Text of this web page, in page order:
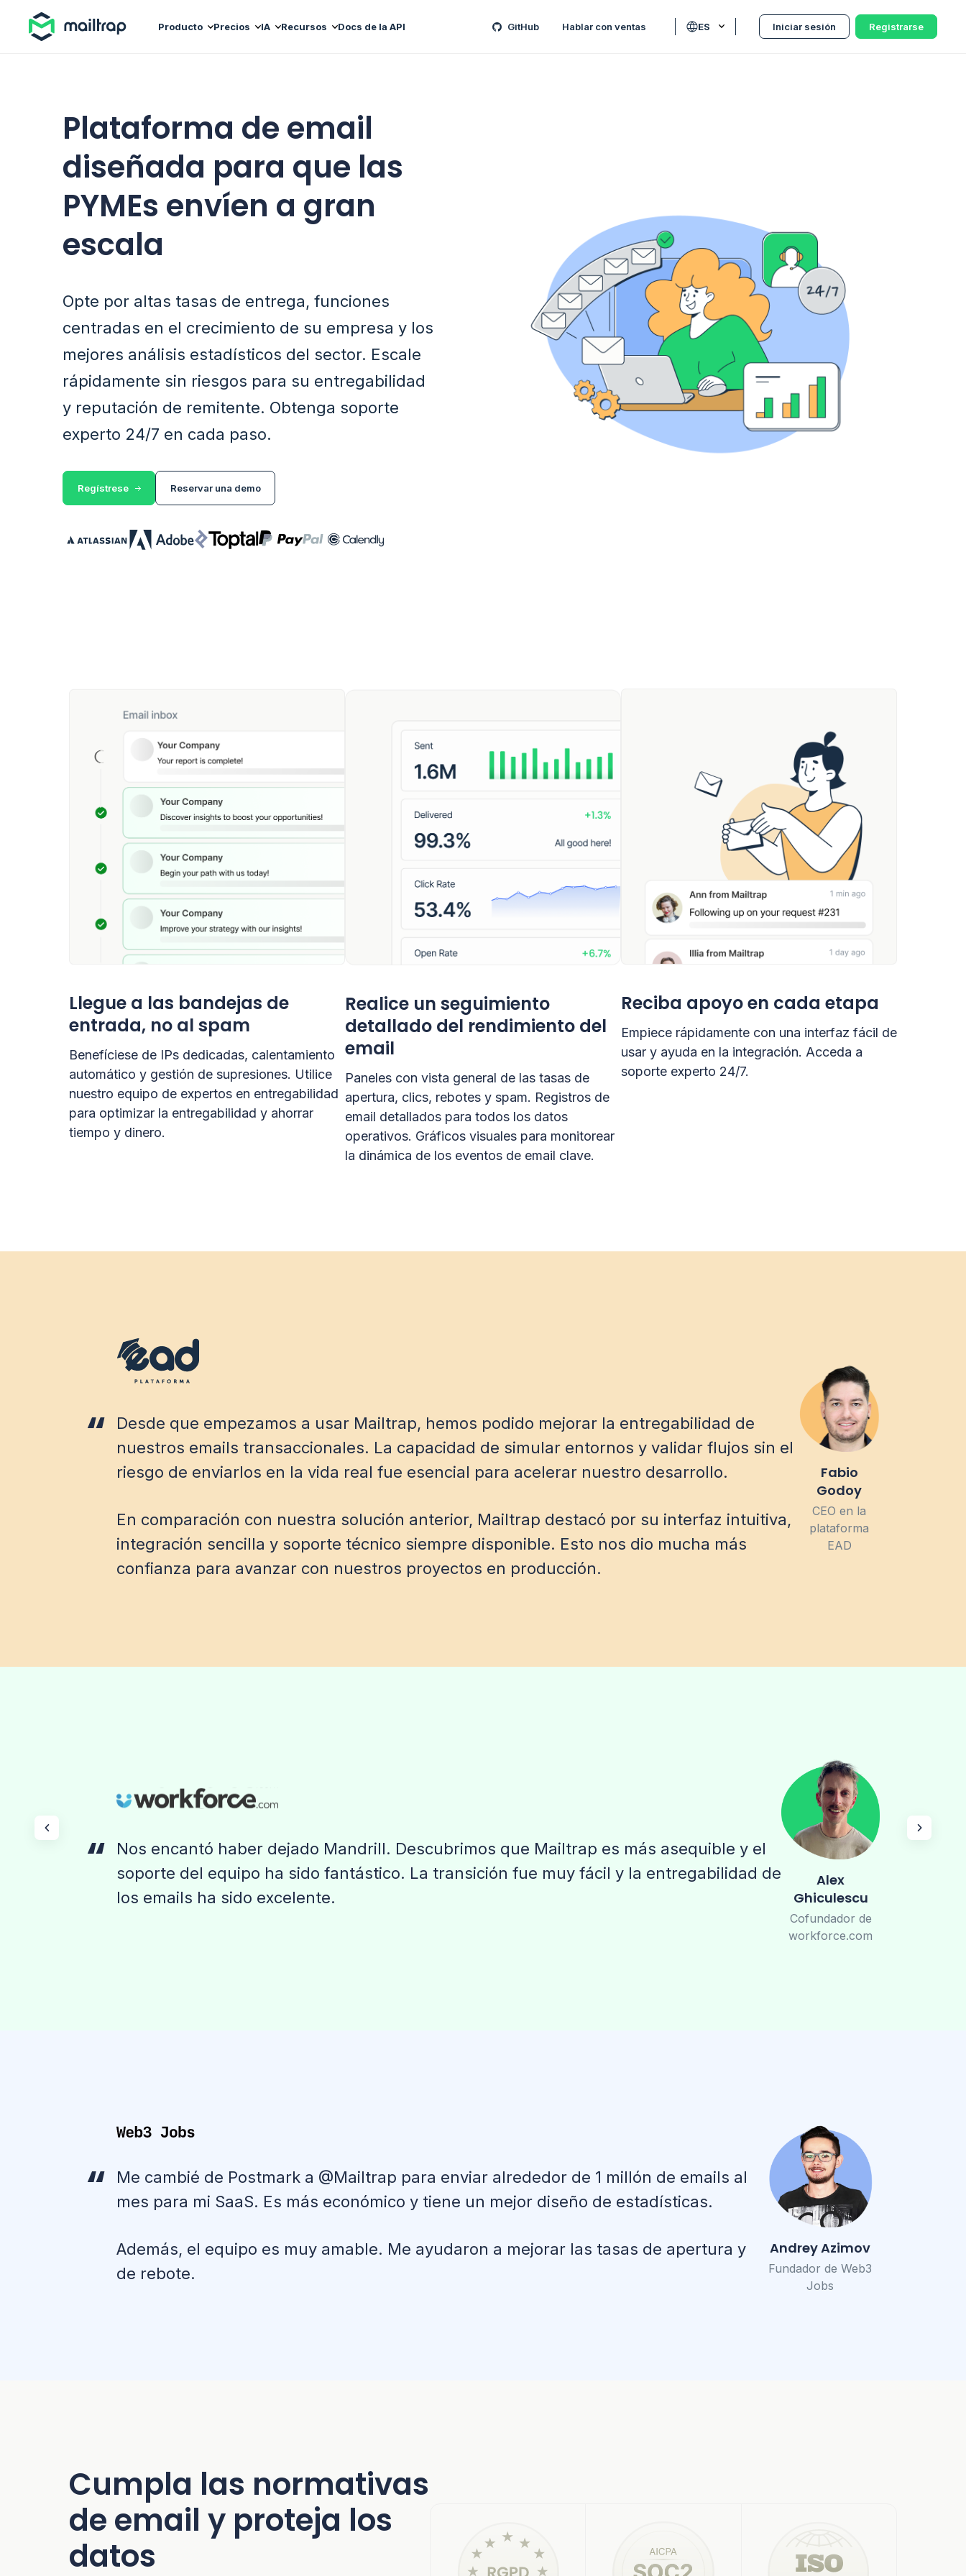
Producto Precios IA Recursos Docs de la API GitHub Hablar con ventas ES Iniciar sesión Registrarse
Plataforma de email
diseñada para que las
PYMEs envíen a gran
escala
Opte por altas tasas de entrega, funciones
centradas en el crecimiento de su empresa y los
mejores análisis estadísticos del sector. Escale
rápidamente sin riesgos para su entregabilidad
y reputación de remitente. Obtenga soporte
experto 24/7 en cada paso.
Regístrese Reservar una demo
Llegue a las bandejas de
entrada, no al spam
Benefíciese de IPs dedicadas, calentamiento
automático y gestión de supresiones. Utilice
nuestro equipo de expertos en entregabilidad
para optimizar la entregabilidad y ahorrar
tiempo y dinero.
Realice un seguimiento
detallado del rendimiento del
email
Paneles con vista general de las tasas de
apertura, clics, rebotes y spam. Registros de
email detallados para todos los datos
operativos. Gráficos visuales para monitorear
la dinámica de los eventos de email clave.
Reciba apoyo en cada etapa
Empiece rápidamente con una interfaz fácil de
usar y ayuda en la integración. Acceda a
soporte experto 24/7.
Desde que empezamos a usar Mailtrap, hemos podido mejorar la entregabilidad de
nuestros emails transaccionales. La capacidad de simular entornos y validar flujos sin el
riesgo de enviarlos en la vida real fue esencial para acelerar nuestro desarrollo.
En comparación con nuestra solución anterior, Mailtrap destacó por su interfaz intuitiva,
integración sencilla y soporte técnico siempre disponible. Esto nos dio mucha más
confianza para avanzar con nuestros proyectos en producción.
Fabio
Godoy
CEO en la
plataforma
EAD
Nos encantó haber dejado Mandrill. Descubrimos que Mailtrap es más asequible y el
soporte del equipo ha sido fantástico. La transición fue muy fácil y la entregabilidad de
los emails ha sido excelente.
Alex
Ghiculescu
Cofundador de
workforce.com
Me cambié de Postmark a @Mailtrap para enviar alrededor de 1 millón de emails al
mes para mi SaaS. Es más económico y tiene un mejor diseño de estadísticas.
Además, el equipo es muy amable. Me ayudaron a mejorar las tasas de apertura y
de rebote.
Andrey Azimov
Fundador de Web3
Jobs
Cumpla las normativas
de email y proteja los
datos